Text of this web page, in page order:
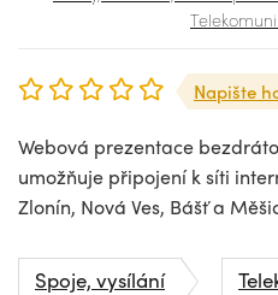
Napište
Webová prezentace
umožňuje připojení k síti
Zlonín, Nová Ves, Bášť a
Spoje, vysílání